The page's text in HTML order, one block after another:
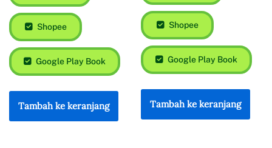
Shopee
Google Play Book
Tambah ke keranjang
Shopee
Google Play Book
Tambah ke keranjang